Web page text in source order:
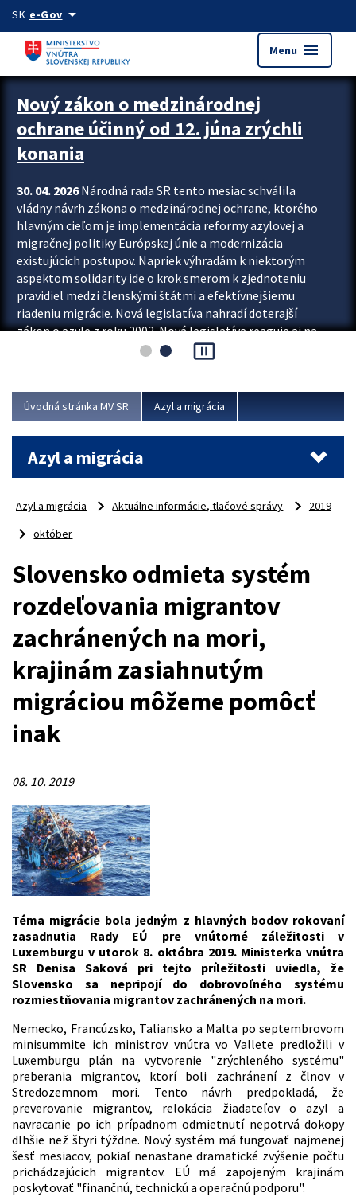
Preskocit na hlavný obsah
SK e-Govarrow_drop_down
Menu menu
Zastavit automatický posun upútavok
Nový zákon o medzinárodnej
ochrane účinný od 12. júna zrýchli
konania
30. 04. 2026Národná rada SR tento mesiac schválila
vládny návrh zákona o medzinárodnej ochrane, ktorého
hlavným cieľom je implementácia reformy azylovej a
migračnej politiky Európskej únie a modernizácia
existujúcich postupov. Napriek výhradám k niektorým
aspektom solidarity ide o krok smerom k zjednoteniu
pravidiel medzi členskými štátmi a efektívnejšiemu
riadeniu migrácie. Nová legislatíva nahradí doterajší
zákon o azyle z roku 2002. Nová legislatíva reaguje aj na
vývoj posledného desaťročia, počas...
pause_presentation
Úvodná stránka MV SR Azyl a migrácia
Azyl a migrácia
Azyl a migrácia Aktuálne informácie, tlačové správy
2019
október
Slovensko odmieta systém
rozdeľovania migrantov
zachránených na mori,
krajinám zasiahnutým
migráciou môžeme pomôcť
inak
08. 10. 2019
Téma migrácie bola jedným z hlavných bodov rokovaní
zasadnutia Rady EÚ pre vnútorné záležitosti v
Luxemburgu v utorok 8. októbra 2019. Ministerka vnútra
SR Denisa Saková pri tejto príležitosti uviedla, že
Slovensko sa nepripojí do dobrovoľného systému
rozmiestňovania migrantov zachránených na mori.
Nemecko, Francúzsko, Taliansko a Malta po septembrovom
minisummite ich ministrov vnútra vo Vallete predložili v
Luxemburgu plán na vytvorenie "zrýchleného systému"
preberania migrantov, ktorí boli zachránení z člnov v
Stredozemnom mori. Tento návrh predpokladá, že
preverovanie migrantov, relokácia žiadateľov o azyl a
navracanie po ich prípadnom odmietnutí nepotrvá dokopy
dlhšie než štyri týždne. Nový systém má fungovať najmenej
šesť mesiacov, pokiaľ nenastane dramatické zvýšenie počtu
prichádzajúcich migrantov. EÚ má zapojeným krajinám
poskytovať "finančnú, technickú a operačnú podporu".